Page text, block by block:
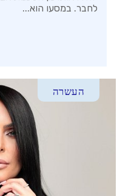
לחבר. במסעו הוא...
העשרה